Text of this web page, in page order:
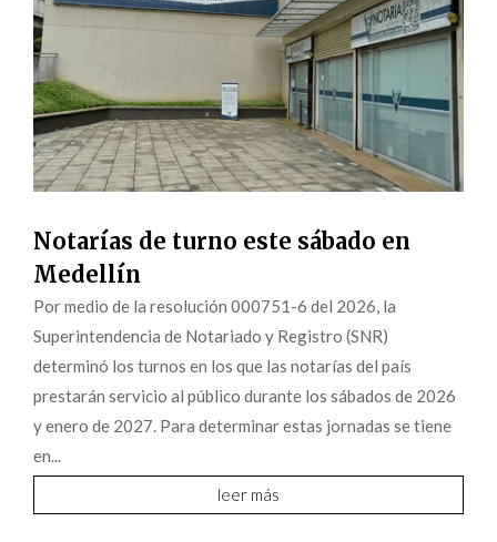
Notarías de turno este sábado en
Medellín
Por medio de la resolución 000751-6 del 2026, la
Superintendencia de Notariado y Registro (SNR)
determinó los turnos en los que las notarías del país
prestarán servicio al público durante los sábados de 2026
y enero de 2027. Para determinar estas jornadas se tiene
en...
leer más